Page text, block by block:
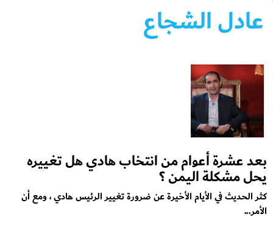
عادل الشجاع
بعد عشرة أعوام من انتخاب هادي هل تغييره
يحل مشكلة اليمن ؟
كثر الحديث في الأيام الأخيرة عن ضرورة تغيير الرئيس هادي ، ومع أن
الأمر...